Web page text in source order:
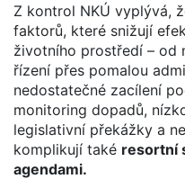
Z kontrol NKÚ vyplývá,
faktorů, které snižují
životního prostředí – od
řízení přes pomalou
nedostatečné zacílení
monitoring dopadů,
legislativní překážky a
komplikují také resortní
agendami.